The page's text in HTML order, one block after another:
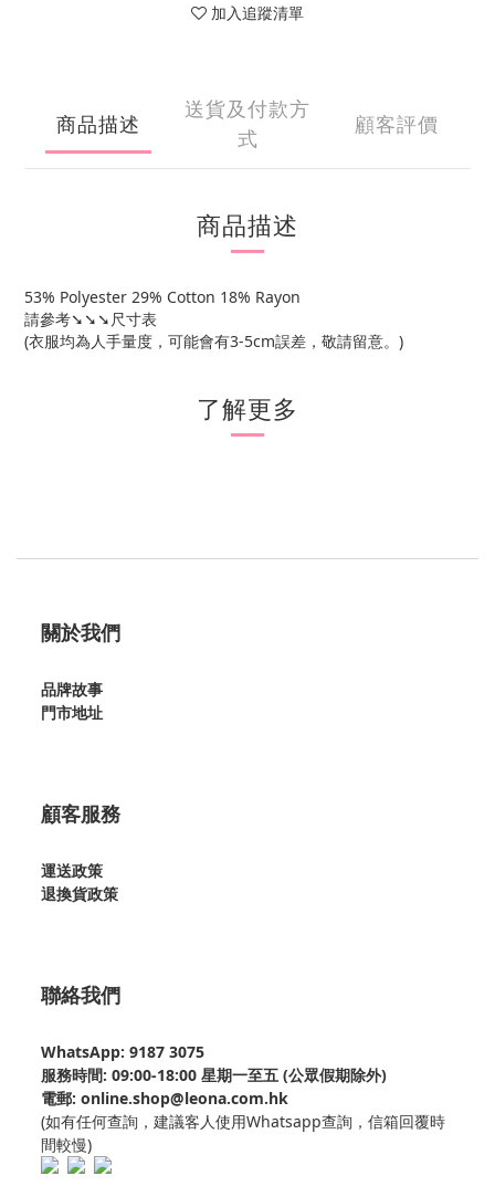
加入追蹤清單
商品描述
送貨及付款方
式
顧客評價
商品描述
53% Polyester 29% Cotton 18% Rayon
請參考➘➘➘尺寸表
(衣服均為人手量度，可能會有3-5cm誤差，敬請留意。)
了解更多
關於我們
品牌故事
門市地址
顧客服務
運送政策
退換貨政策
聯絡我們
WhatsApp: 9187 3075
服務時間: 09:00-18:00 星期一至五 (公眾假期除外)
電郵: online.shop@leona.com.hk
(如有任何查詢，建議客人使用Whatsapp查詢，信箱回覆時
間較慢)